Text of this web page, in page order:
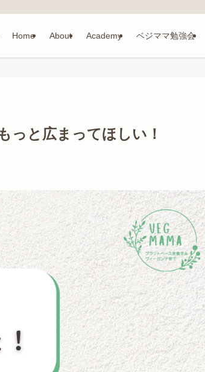
Home About Academy ベジママ勉強会
っと広まってほしい！